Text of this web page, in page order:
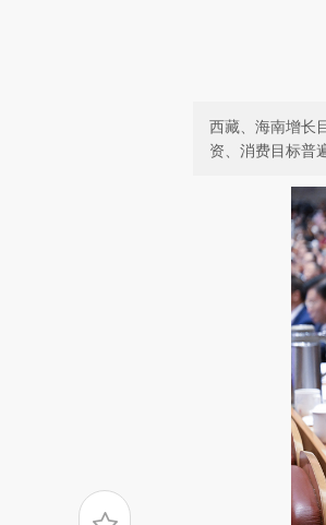
西藏、海南增长
资、消费目标普